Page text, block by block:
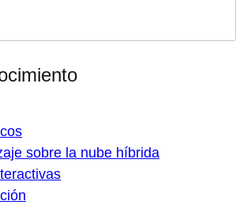
sobre la nube híbrida